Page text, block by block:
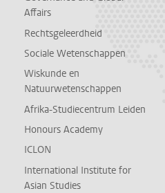
Affairs
Rechtsgeleerdheid
Sociale Wetenschappen
Wiskunde en
Natuurwetenschappen
Afrika-Studiecentrum Leiden
Honours Academy
ICLON
International Institute for
Asian Studies